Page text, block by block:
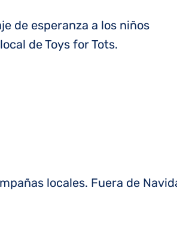
de esperanza a los niños
de Toys for Tots.
locales. Fuera de